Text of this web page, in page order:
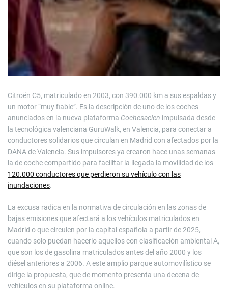
Citroën C5, matriculado en 2003, con 390.000 km a sus espaldas y
un motor “muy fiable”. Es la descripción de uno de los coches
anunciados en la nueva plataforma Cochesacien impulsada desde
la tecnológica valenciana GuruWalk, en Valencia, para conectar a
conductores solidarios que circulan en Madrid con afectados por la
DANA de Valencia. Sus impulsores ya crearon hace unas semanas
la de coche compartido para facilitar la llegada la movilidad de los
120.000 conductores que perdieron su vehículo con las
inundaciones.
La excusa radica en la normativa de circulación en las zonas de
bajas emisiones que afectará a los vehículos matriculados en
Madrid o que circulen por la capital española a partir de 2025,
cuando solo puedan hacerlo aquellos con clasificación ambiental A,
que son los de gasolina matriculados antes del año 2000 y los
diésel anteriores a 2006. A este amplio parque automovilístico se
dirige la propuesta, que de momento presenta una decena de
vehículos en su plataforma online.